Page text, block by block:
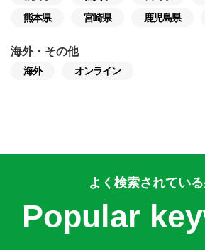
熊本県
宮崎県 鹿児島県
海外・その他
海外 オンライン
よく検索されてい
Popular